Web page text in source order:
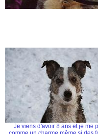
Je viens d'avoir 8 ans et je me